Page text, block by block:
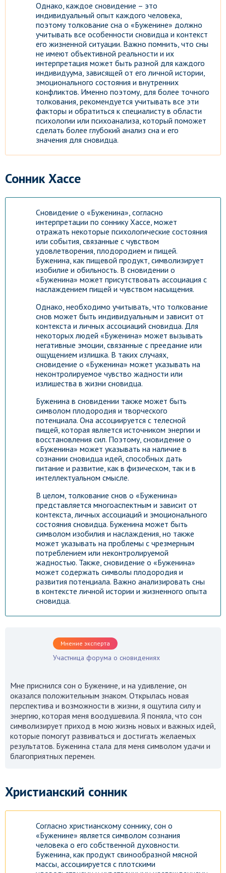
Однако, каждое сновидение – это
индивидуальный опыт каждого человека,
поэтому толкование сна о «Буженине» должно
учитывать все особенности сновидца и контекст
его жизненной ситуации. Важно помнить, что сны
не имеют объективной реальности и их
интерпретация может быть разной для каждого
индивидуума, зависящей от его личной истории,
эмоционального состояния и внутренних
конфликтов. Именно поэтому, для более точного
толкования, рекомендуется учитывать все эти
факторы и обратиться к специалисту в области
психологии или психоанализа, который поможет
сделать более глубокий анализ сна и его
значения для сновидца.
Сонник Хассе
Сновидение о «Буженина», согласно
интерпретации по соннику Хассе, может
отражать некоторые психологические состояния
или события, связанные с чувством
удовлетворения, плодородием и пищей.
Буженина, как пищевой продукт, символизирует
изобилие и обильность. В сновидении о
«Буженина» может присутствовать ассоциация с
наслаждением пищей и чувством насыщения.
Однако, необходимо учитывать, что толкование
снов может быть индивидуальным и зависит от
контекста и личных ассоциаций сновидца. Для
некоторых людей «Буженина» может вызывать
негативные эмоции, связанные с преедание или
ощущением излишка. В таких случаях,
сновидение о «Буженина» может указывать на
неконтролируемое чувство жадности или
излишества в жизни сновидца.
Буженина в сновидении также может быть
символом плодородия и творческого
потенциала. Она ассоциируется с телесной
пищей, которая является источником энергии и
восстановления сил. Поэтому, сновидение о
«Буженина» может указывать на наличие в
сознании сновидца идей, способных дать
питание и развитие, как в физическом, так и в
интеллектуальном смысле.
В целом, толкование снов о «Буженина»
представляется многоаспектным и зависит от
контекста, личных ассоциаций и эмоционального
состояния сновидца. Буженина может быть
символом изобилия и наслаждения, но также
может указывать на проблемы с чрезмерным
потреблением или неконтролируемой
жадностью. Также, сновидение о «Буженина»
может содержать символы плодородия и
развития потенциала. Важно анализировать сны
в контексте личной истории и жизненного опыта
сновидца.
Мнение эксперта
Участница форума о сновидениях
Мне приснился сон о Буженине, и на удивление, он
оказался положительным знаком. Открылась новая
перспектива и возможности в жизни, я ощутила силу и
энергию, которая меня воодушевила. Я поняла, что сон
символизирует приход в мою жизнь новых и важных идей,
которые помогут развиваться и достигать желаемых
результатов. Буженина стала для меня символом удачи и
благоприятных перемен.
Христианский сонник
Согласно христианскому соннику, сон о
«Буженине» является символом сознания
человека о его собственной духовности.
Буженина, как продукт свинообразной мясной
массы, ассоциируется с плотскими